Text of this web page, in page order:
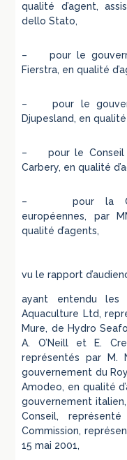
qualité d’agent,
dello Stato,
– pour le
Fierstra, en qualité
– pour le
Djupesland, en qualité
– pour le Conseil
Carbery, en qualité
– pour la
européennes, par
qualité d’agents,
vu le rapport
ayant entendu les
Aquaculture Ltd,
Mure, de Hydro
A. O’Neill et E.
représentés par M.
gouvernement du
Amodeo, en qualité
gouvernement
Conseil,
Commission,
15 mai 2001,